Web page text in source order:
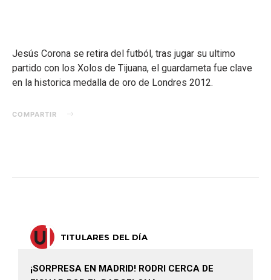
Jesús Corona se retira del futból, tras jugar su ultimo
partido con los Xolos de Tijuana, el guardameta fue clave
en la historica medalla de oro de Londres 2012.
COMPARTIR
TITULARES DEL DÍA
¡SORPRESA EN MADRID! RODRI CERCA DE